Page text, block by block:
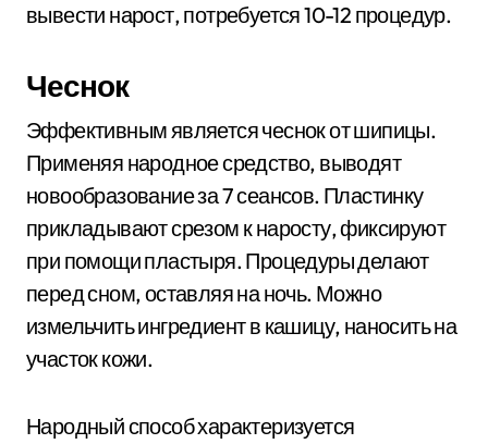
вывести нарост, потребуется 10-12 процедур.
Чеснок
Эффективным является чеснок от шипицы.
Применяя народное средство, выводят
новообразование за 7 сеансов. Пластинку
прикладывают срезом к наросту, фиксируют
при помощи пластыря. Процедуры делают
перед сном, оставляя на ночь. Можно
измельчить ингредиент в кашицу, наносить на
участок кожи.
Народный способ характеризуется